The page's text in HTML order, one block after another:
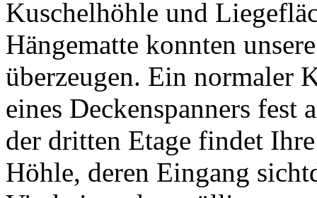
Kuschelhöhle und
Hängematte konnten
überzeugen. Ein normaler
eines Deckenspanners
der dritten Etage findet
Höhle, deren Eingang